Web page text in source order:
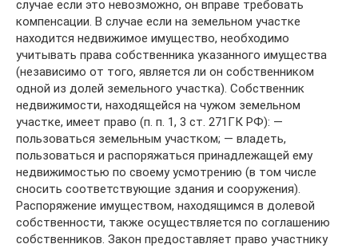
случае если это невозможно, он вправе требовать
компенсации. В случае если на земельном участке
находится недвижимое имущество, необходимо
учитывать права собственника указанного имущества
(независимо от того, является ли он собственником
одной из долей земельного участка). Собственник
недвижимости, находящейся на чужом земельном
участке, имеет право (п. п. 1, 3 ст. 271ГК РФ): —
пользоваться земельным участком; — владеть,
пользоваться и распоряжаться принадлежащей ему
недвижимостью по своему усмотрению (в том числе
сносить соответствующие здания и сооружения).
Распоряжение имуществом, находящимся в долевой
собственности, также осуществляется по соглашению
собственников. Закон предоставляет право участнику